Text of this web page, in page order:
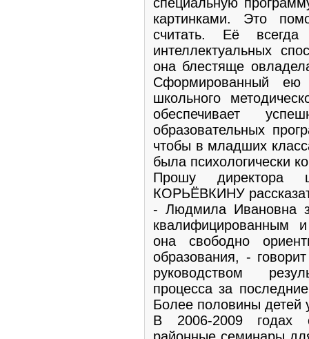
картинками. Это
считать. Её всегда
интеллектуальных
она блестяще
Сформированный ею
школьного
обеспечивает
образовательных
чтобы в младших
была психологически
Прошу директора
КОРЬЁВКИНУ
- Людмила Ивановна
квалифицированным
она свободно
образования, -
руководством
процесса за
Более половины детей
В 2006-2009 годах